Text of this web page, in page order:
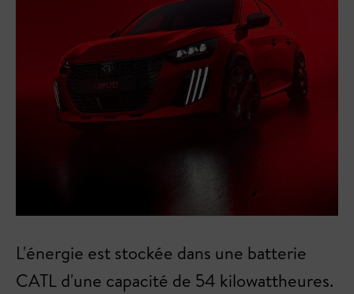
L'énergie est stockée dans une batterie
CATL d'une capacité de 54 kilowattheures.